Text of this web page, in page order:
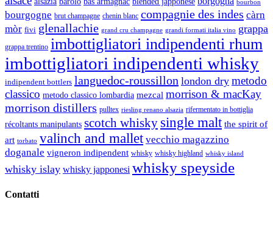
bourbon
bourgogne brut champagne chenin blanc compagnie des indes càrn
mòr fivi glenallachie grand cru champagne grandi formati italia vino grappa
grappa trentino imbottigliatori indipendenti rhum
imbottigliatori indipendenti whisky
indipendent bottlers languedoc-roussillon london dry metodo
classico metodo classico lombardia mezcal morrison & macKay
morrison distillers pulltex riesling renano alsazia rifermentato in bottiglia
récoltants manipulants scotch whisky single malt the spirit of
art torbato valinch and mallet vecchio magazzino
doganale vigneron indipendent whisky whisky highland whisky island
whisky islay whisky japponesi whisky speyside
Contatti